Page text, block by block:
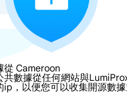
從 Cameroon
數據從任何網站與
，以便您可以收集開源數